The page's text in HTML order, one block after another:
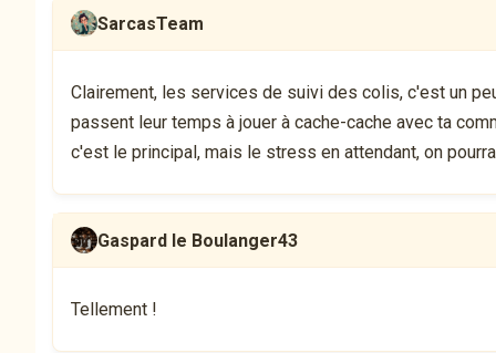
SarcasTeam
Clairement, les services de suivi des colis, c'est un
passent leur temps à jouer à cache-cache avec ta
c'est le principal, mais le stress en attendant, on
Gaspard le Boulanger43
Tellement !